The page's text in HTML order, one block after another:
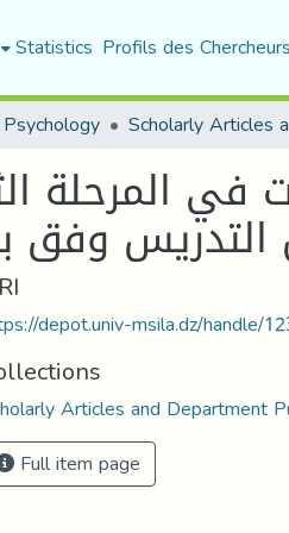
Statistics Profils des Chercheurs
المرحلة
وفق
depot.univ-msila.dz/handle/
Articles and Department
Full item page